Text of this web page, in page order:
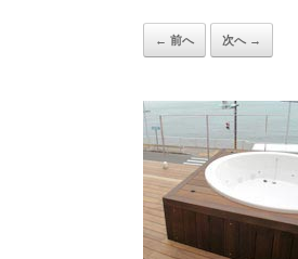
← 前へ 次へ →